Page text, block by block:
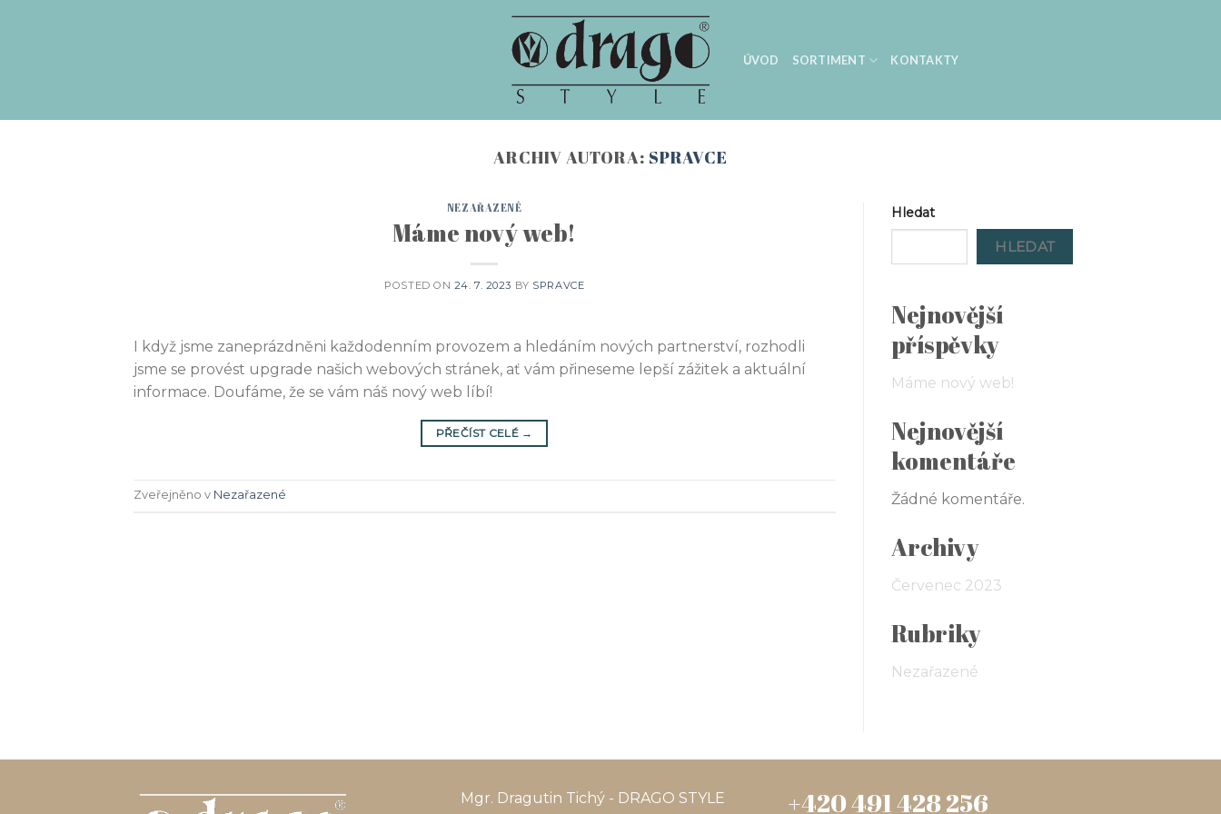
ÚVOD SORTIMENT KONTAKTY
ARCHIV AUTORA: SPRAVCE
NEZAŘAZENÉ
Máme nový web!
POSTED ON 24. 7. 2023 BY SPRAVCE
I když jsme zaneprázdněni každodenním provozem a hledáním nových partnerství, rozhodli
jsme se provést upgrade našich webových stránek, ať vám přineseme lepší zážitek a aktuální
informace. Doufáme, že se vám náš nový web líbí!
PŘEČÍST CELÉ →
Zveřejněno v Nezařazené
Hledat
HLEDAT
Nejnovější
příspěvky
Máme nový web!
Nejnovější
komentáře
Žádné komentáře.
Archivy
Červenec 2023
Rubriky
Nezařazené
Mgr. Dragutin Tichý - DRAGO STYLE
+420 491 428 256